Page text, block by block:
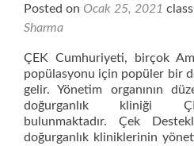
Posted on Ocak 25, 2021
Sharma
ÇEK Cumhuriyeti, birçok
popülasyonu için popüler bir
gelir. Yönetim organının
doğurganlık kliniği
bulunmaktadır. Çek
doğurganlık kliniklerinin